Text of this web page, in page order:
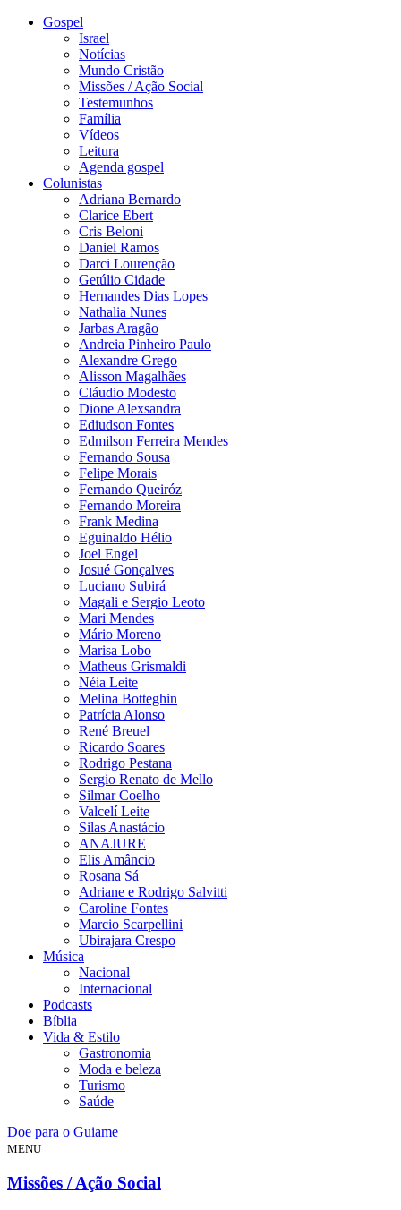
Gospel
Israel
Notícias
Mundo Cristão
Missões / Ação Social
Testemunhos
Família
Vídeos
Leitura
Agenda gospel
Colunistas
Adriana Bernardo
Clarice Ebert
Cris Beloni
Daniel Ramos
Darci Lourenção
Getúlio Cidade
Hernandes Dias Lopes
Nathalia Nunes
Jarbas Aragão
Andreia Pinheiro Paulo
Alexandre Grego
Alisson Magalhães
Cláudio Modesto
Dione Alexsandra
Ediudson Fontes
Edmilson Ferreira Mendes
Fernando Sousa
Felipe Morais
Fernando Queiróz
Fernando Moreira
Frank Medina
Eguinaldo Hélio
Joel Engel
Josué Gonçalves
Luciano Subirá
Magali e Sergio Leoto
Mari Mendes
Mário Moreno
Marisa Lobo
Matheus Grismaldi
Néia Leite
Melina Botteghin
Patrícia Alonso
René Breuel
Ricardo Soares
Rodrigo Pestana
Sergio Renato de Mello
Silmar Coelho
Valcelí Leite
Silas Anastácio
ANAJURE
Elis Amâncio
Rosana Sá
Adriane e Rodrigo Salvitti
Caroline Fontes
Marcio Scarpellini
Ubirajara Crespo
Música
Nacional
Internacional
Podcasts
Bíblia
Vida & Estilo
Gastronomia
Moda e beleza
Turismo
Saúde
Doe para o Guiame
MENU
Missões / Ação Social